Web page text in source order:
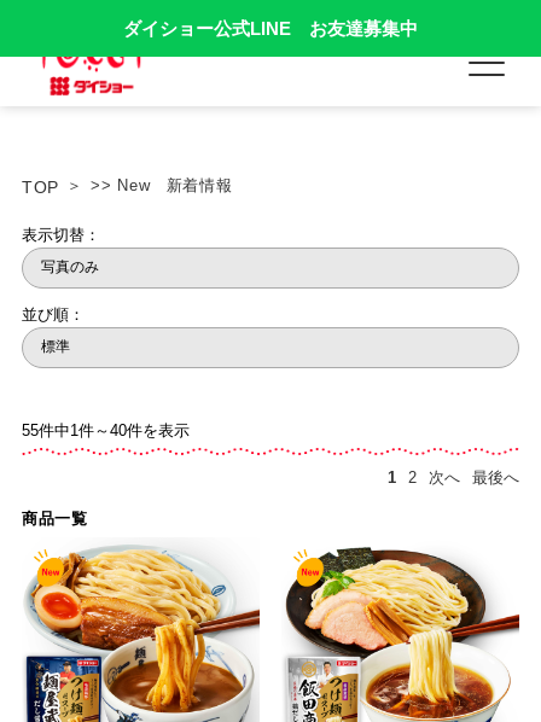
ダイショー公式LINE お友達募集中
TOP >> New 新着情報
表示切替：
並び順：
55件中1件～40件を表示
1 2 次へ 最後へ
商品一覧